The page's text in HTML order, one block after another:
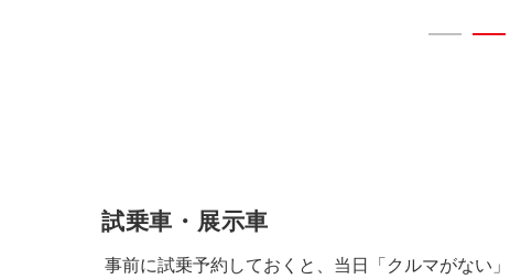
試乗車・展示車
事前に試乗予約しておくと、当日「クルマがない